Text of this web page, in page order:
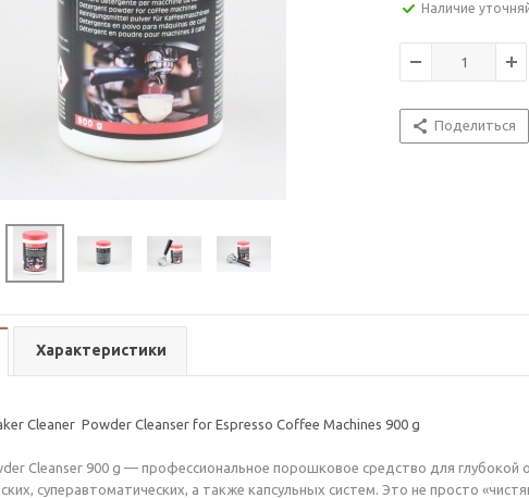
Наличие
Поделиться
Характеристики
Cleaner Powder Cleanser for Espresso Coffee Machines 900 g
Cleanser 900 g — профессиональное порошковое средство для
суперавтоматических, а также капсульных систем. Это не просто